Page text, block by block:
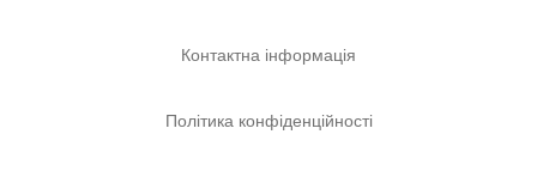
Контактна інформація
Політика конфіденційності